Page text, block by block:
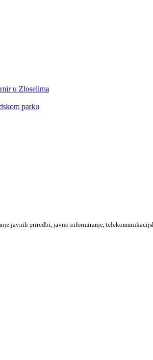
u Zloselima
parku
javnih priredbi, javno informiranje,